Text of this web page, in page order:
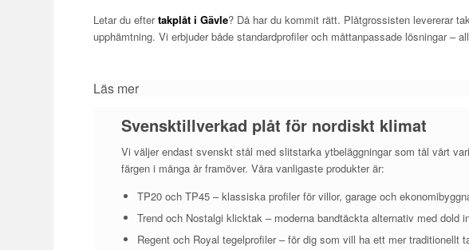
Letar du eftertakplåt i Gävle? Då har du kommit rätt. Plåtgrossisten levererar
upphämtning. Vi erbjuder både standardprofiler och måttanpassade lösningar
Läs mer
Svensktillverkad plåt för nordiskt klimat
Vi väljer endast svenskt stål med slitstarka ytbeläggningar som tål vårt
färgen i många år framöver. Våra vanligaste produkter är:
TP20 och TP45 – klassiska profiler för villor, garage och
Trend och Nostalgi klicktak – moderna bandtäckta alternativ med dold
Regent och Royal tegelprofiler – för dig som vill ha ett mer traditionellt